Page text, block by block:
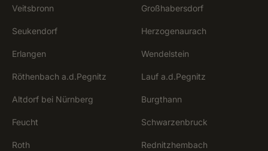
Veitsbronn Großhabersdorf
Seukendorf Herzogenaurach
Erlangen Wendelstein
Röthenbach a.d.Pegnitz Lauf a.d.Pegnitz
Altdorf bei Nürnberg Burgthann
Feucht Schwarzenbruck
Roth Rednitzhembach